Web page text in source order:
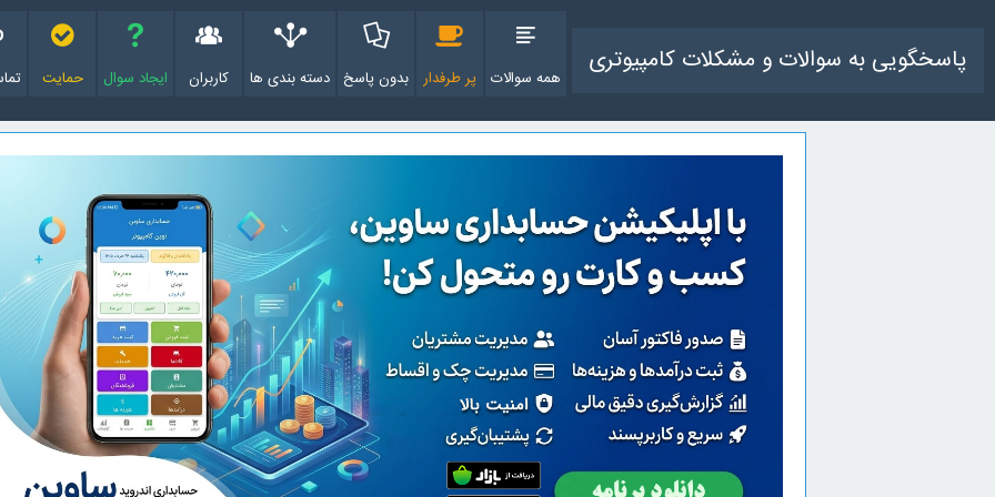
پاسخگویی به سوالات و مشکلات کامپیوتری همه سوالات پر طرفدار بدون پاسخ دسته بندی ها کاربران ایجاد سوال حمایت